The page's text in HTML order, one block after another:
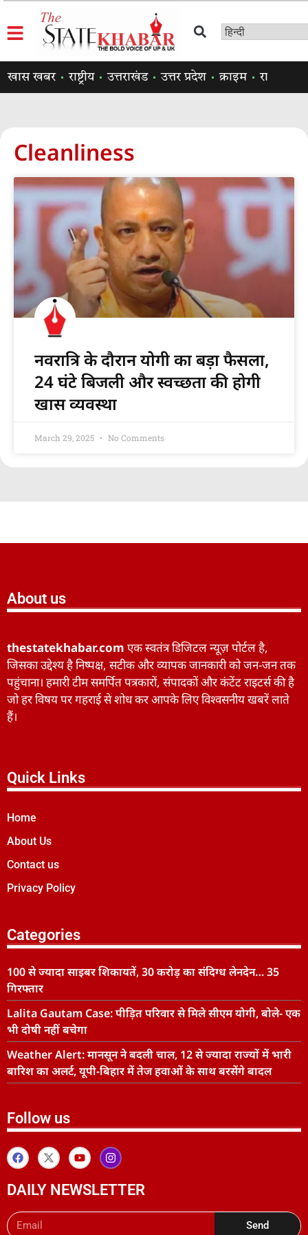
खास खबर राष्ट्रीय उत्तराखंड उत्तर प्रदेश क्राइम राजनीति
Cleanliness
नवरात्रि के दौरान योगी का बड़ा फैसला,
24 घंटे बिजली और स्वच्छता की होगी
खास व्यवस्था
March 29, 2025 No Comments
About us
thestatekhabar.com एक स्वतंत्र डिजिटल न्यूज़ पोर्टल है,
जिसका उद्देश्य है निष्पक्ष, सटीक और व्यापक जानकारी को जन-जन तक
पहुंचाना। हमारी टीम समर्पित पत्रकारों, संपादकों और कंटेंट राइटर्स की है
जो हर विषय पर गहराई से शोध कर आपके लिए विश्वसनीय खबरें लाते
हैं।
Quick Links
Home
About Us
Contact us
Privacy Policy
Categories
100 से ज्यादा साइबर शिकायतें, 30 करोड़ का संदिग्ध लेनदेन… 35
गिरफ्तार
Lalita Gautam Case: पीड़ित परिवार से मिले सीएम योगी, बोले- एक
भी दोषी नहीं बचेगा
Weather Alert: मानसून ने बदली चाल, 12 से ज्यादा राज्यों में भारी
बारिश का अलर्ट, यूपी-बिहार में तेज हवाओं के साथ बरसेंगे बादल
Follow us
DAILY NEWSLETTER
Send